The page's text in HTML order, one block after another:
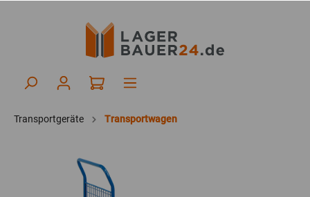
Transportgeräte Transportwagen